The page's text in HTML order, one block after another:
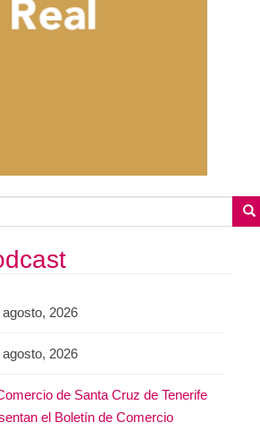
agosto, 2026
agosto, 2026
de Santa Cruz de Tenerife
el Boletín de Comercio